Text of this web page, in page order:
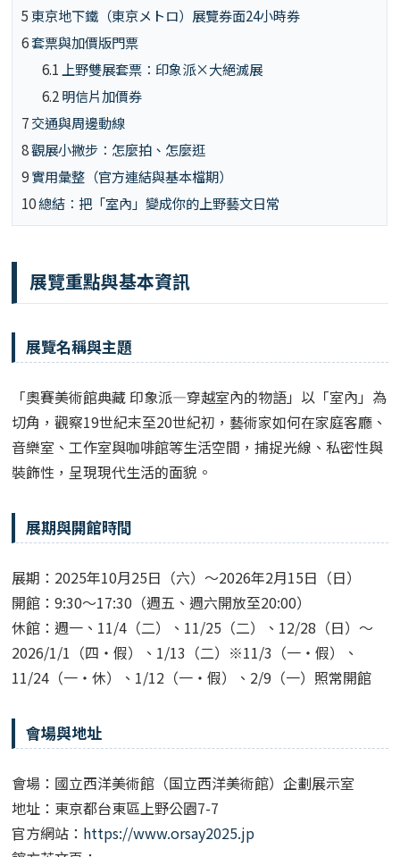
5東京地下鐵（東京メトロ）展覽券面24小時券
6套票與加價版門票
6.1 上野雙展套票：印象派×大絕滅展
6.2明信片加價券
7交通與周邊動線
8觀展小撇步：怎麼拍、怎麼逛
9實用彙整（官方連結與基本檔期）
10總結：把「室內」變成你的上野藝文日常
展覽重點與基本資訊
展覽名稱與主題
「奧賽美術館典藏 印象派—穿越室內的物語」以「室內」為
切角，觀察19世紀末至20世紀初，藝術家如何在家庭客廳、
音樂室、工作室與咖啡館等生活空間，捕捉光線、私密性與
裝飾性，呈現現代生活的面貌。
展期與開館時間
展期：2025年10月25日（六）～2026年2月15日（日）
開館：9:30～17:30（週五、週六開放至20:00）
休館：週一、11/4（二）、11/25（二）、12/28（日）～
2026/1/1（四・假）、1/13（二）※11/3（一・假）、
11/24（一・休）、1/12（一・假）、2/9（一）照常開館
會場與地址
會場：國立西洋美術館（国立西洋美術館）企劃展示室
地址：東京都台東區上野公園7-7
官方網站： https://www.orsay2025.jp